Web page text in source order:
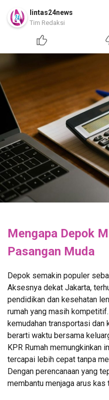
lintas24news
Tim Redaksi
Mengapa Depok
Pasangan Muda
Depok semakin populer
Aksesnya dekat Jakarta,
pendidikan dan kesehatan
rumah yang masih
kemudahan transportasi
berarti waktu bersama
KPR Rumah memungkinkan
tercapai lebih cepat tanpa
Dengan perencanaan yang
membantu menjaga arus kas